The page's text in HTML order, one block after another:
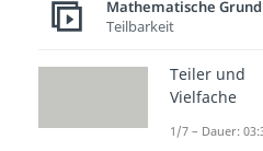
Jetzt
Wissen
Mathematische
Teilbarkeit
Teiler und
Vielfache
1/7 – Dauer: